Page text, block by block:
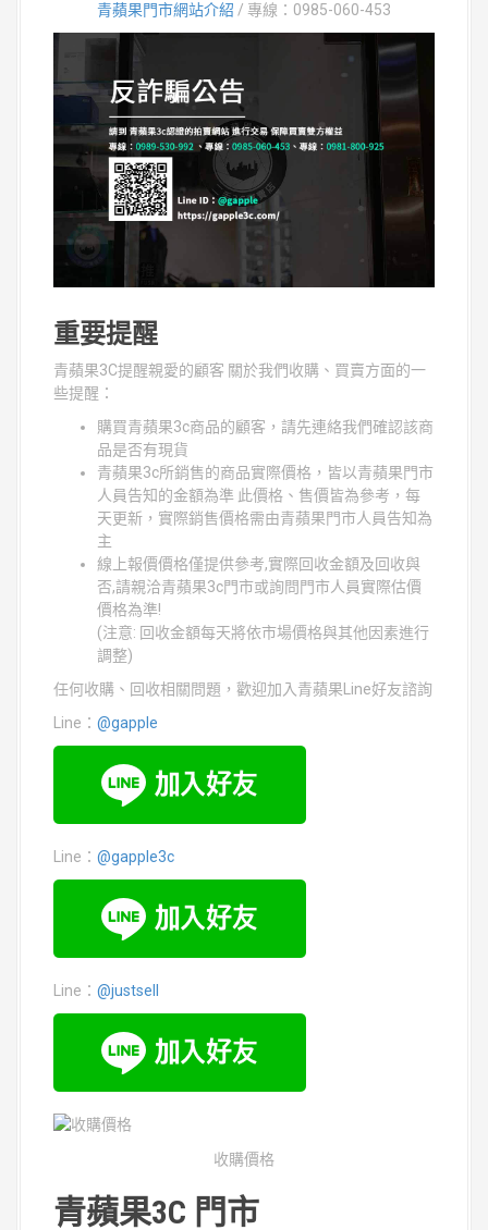
青蘋果門市網站介紹 / 專線：0985-060-453
重要提醒
青蘋果3C提醒親愛的顧客 關於我們收購、買賣方面的一
些提醒：
購買青蘋果3c商品的顧客，請先連絡我們確認該商
品是否有現貨
青蘋果3c所銷售的商品實際價格，皆以青蘋果門市
人員告知的金額為準 此價格、售價皆為參考，每
天更新，實際銷售價格需由青蘋果門市人員告知為
主
線上報價價格僅提供參考,實際回收金額及回收與
否,請親洽青蘋果3c門市或詢問門市人員實際估價
價格為準!
(注意: 回收金額每天將依市場價格與其他因素進行
調整)
任何收購、回收相關問題，歡迎加入青蘋果Line好友諮詢
Line： @gapple
Line： @gapple3c
Line： @justsell
收購價格
青蘋果3C 門市